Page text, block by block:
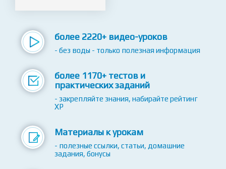
более 2220+ видео-уроков
- без воды - только полезная информация
более 1170+ тестов и
практических заданий
- закрепляйте знания, набирайте рейтинг
XP
Материалы к урокам
- полезные ссылки, статьи, домашние
задания, бонусы